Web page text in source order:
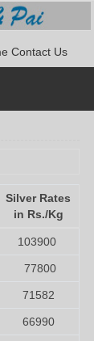
Contact Us
Silver Rates
in Rs./Kg
103900
77800
71582
66990